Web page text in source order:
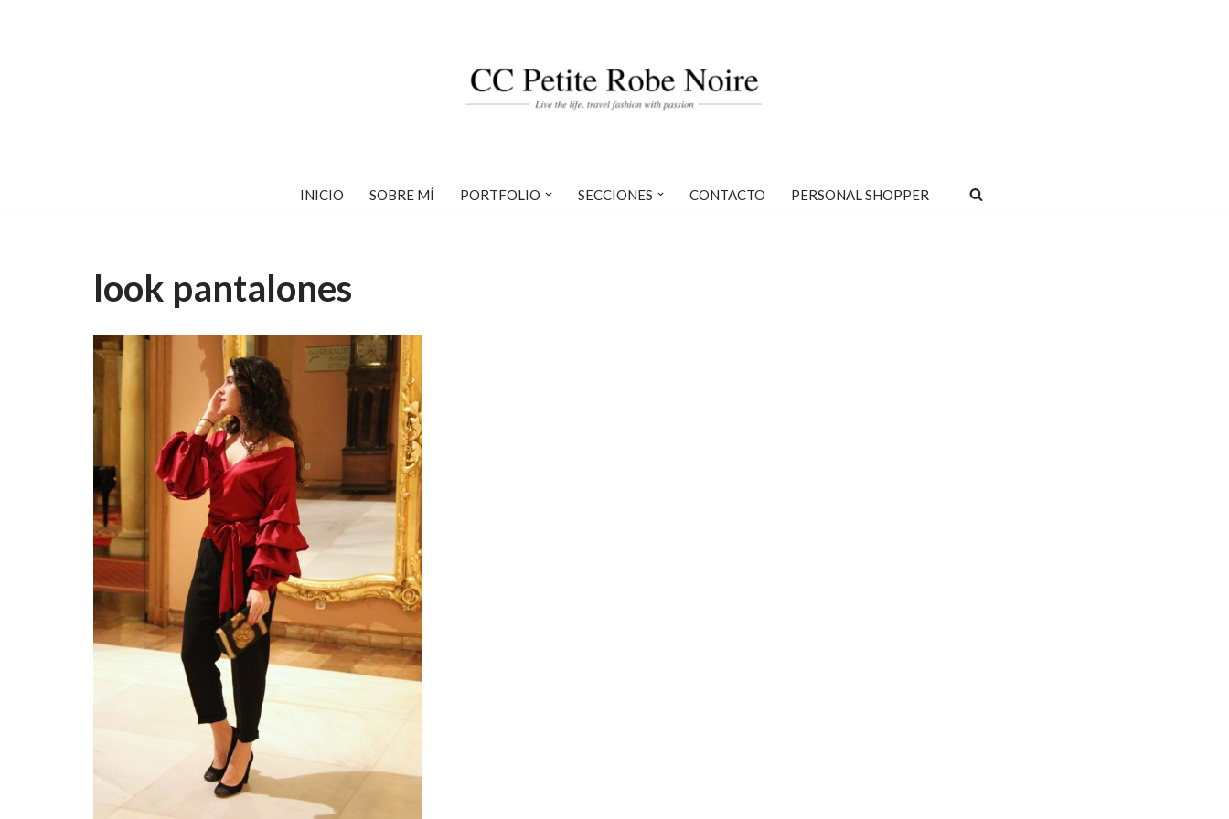
INICIO SOBRE MÍ PORTFOLIO SECCIONES CONTACTO PERSONAL SHOPPER
look pantalones